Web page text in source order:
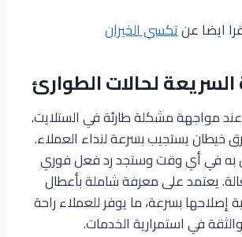
ايضا عنتكسي الخيران
السريعة لحالات الطوارئ
مواجهة مشكلة طارئة في الستلايت.
خيطان يستجيب بسرعة لنداء العملاء.
به في أي وقت وستجد رد فعل فوري
يعتمد على معرفة شاملة بأعطال
إصلاحها بسرعة، ما يوفر للعملاء راحة
والثقة في استمرارية الخدمات.